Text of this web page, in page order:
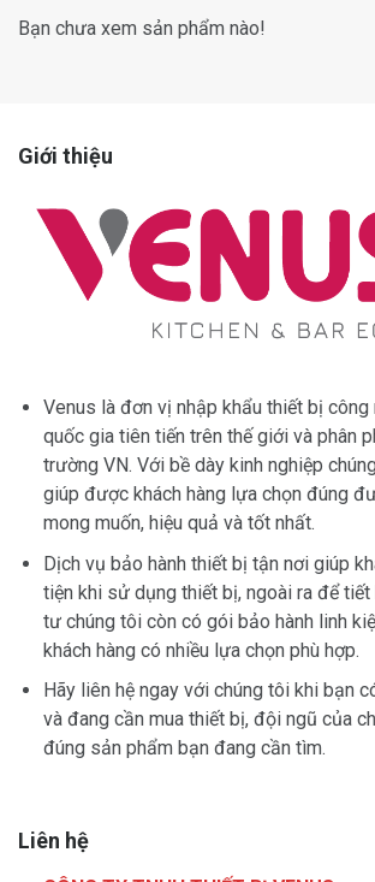
Bạn chưa xem sản phẩm nào!
Giới thiệu
Venus là đơn vị nhập khẩu thiết bị công
quốc gia tiên tiến trên thế giới và phân
trường VN. Với bề dày kinh nghiệp
giúp được khách hàng lựa chọn đúng
mong muốn, hiệu quả và tốt nhất.
Dịch vụ bảo hành thiết bị tận nơi giúp
tiện khi sử dụng thiết bị, ngoài ra để
tư chúng tôi còn có gói bảo hành linh
khách hàng có nhiều lựa chọn phù hợp.
Hãy liên hệ ngay với chúng tôi khi bạn
và đang cần mua thiết bị, đội ngũ của
đúng sản phẩm bạn đang cần tìm.
Liên hệ